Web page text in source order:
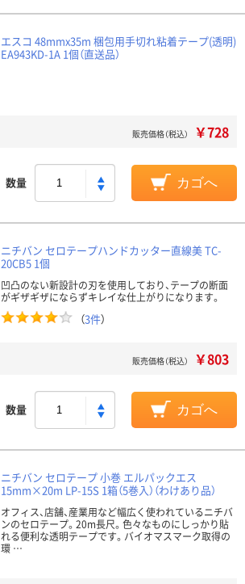
エスコ 48mmx35m 梱包用手切れ粘着テープ(透明)
EA943KD-1A 1個（直送品）
販売価格（税込） ￥728
数量 カゴへ
ニチバン セロテープハンドカッター直線美 TC-
20CB5 1個
凹凸のない新設計の刃を使用しており、テープの断面
がギザギザにならずキレイな仕上がりになります。
（3件）
販売価格（税込） ￥803
数量 カゴへ
ニチバン セロテープ 小巻 エルパックエス
15mm×20m LP-15S 1箱（5巻入）（わけあり品）
オフィス、店舗、産業用など幅広く使われているニチバ
ンのセロテープ。20m長尺。色々なものにしっかり貼
れる便利な透明テープです。バイオマスマーク取得の
環 …